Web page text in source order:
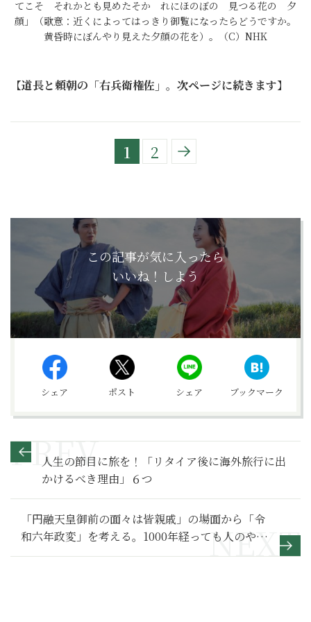
てこそ それかとも見めたそか れにほのぼの 見つる花の 夕
顔」（歌意：近くによってはっきり御覧になったらどうですか。
黄昏時にぼんやり見えた夕顔の花を）。（C）NHK
【道長と頼朝の「右兵衛権佐」。次ページに続きます】
1 2
この記事が気に入ったら
いいね！しよう
シェア ポスト シェア ブックマーク
人生の節目に旅を！「リタイア後に海外旅行に出
かけるべき理由」６つ
「円融天皇御前の面々は皆親戚」の場面から「令
和六年政変」を考える。1000年経っても人のやる
ことは変わらない【光る君へ 満喫リポート】秘話